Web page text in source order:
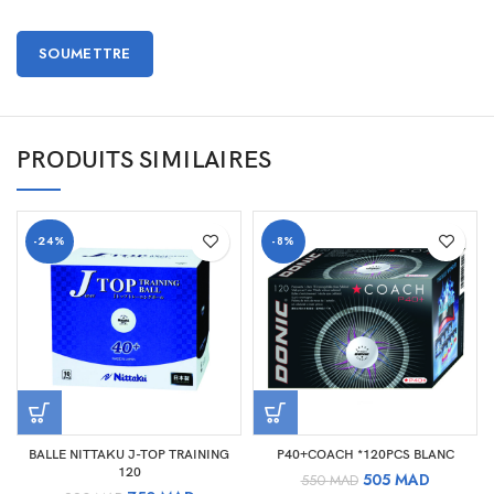
PRODUITS SIMILAIRES
-24%
BALLE NITTAKU J-TOP TRAINING
120
-8%
P40+COACH *120PCS BLANC
550MAD Le
505 MADLe